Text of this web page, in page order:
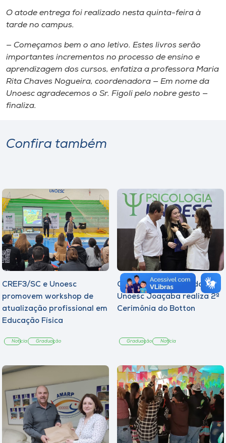
O ato​de entrega ​foi realizado nesta quinta-feira​ à​
tarde​ no campus​.
— Começamos bem o ano​ letivo​​. Es​t​es livros serão
importantes incrementos no processo de ensino​ e ​
aprendizagem do​s​ curso​s​, enfatiza a professora Maria
Rita Chaves Nogueira, coordenadora​ — Em nome da
Unoesc agradecemos o Sr. Figoli pelo nobre gesto —
finaliza.
Confira também
CREF3/SC e Unoesc
promovem workshop de
atualização profissional em
Educação Física
Notícia Graduação
Curso de Psicologia da
Unoesc Joaçaba realiza 2ª
Cerimônia do Botton
Graduação Notícia